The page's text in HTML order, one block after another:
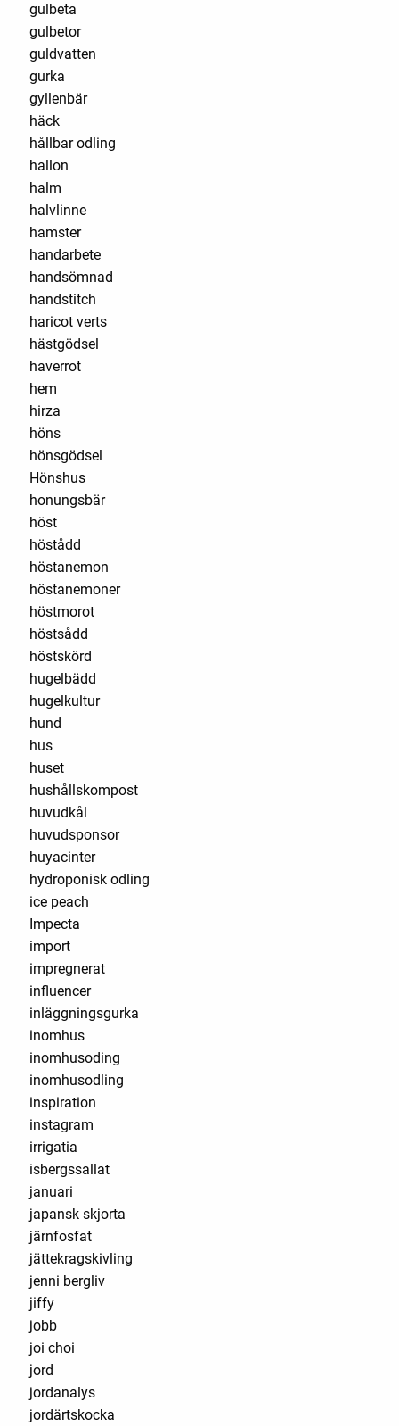
gulbeta
gulbetor
guldvatten
gurka
gyllenbär
häck
hållbar odling
hallon
halm
halvlinne
hamster
handarbete
handsömnad
handstitch
haricot verts
hästgödsel
haverrot
hem
hirza
höns
hönsgödsel
Hönshus
honungsbär
höst
höstådd
höstanemon
höstanemoner
höstmorot
höstsådd
höstskörd
hugelbädd
hugelkultur
hund
hus
huset
hushållskompost
huvudkål
huvudsponsor
huyacinter
hydroponisk odling
ice peach
Impecta
import
impregnerat
influencer
inläggningsgurka
inomhus
inomhusoding
inomhusodling
inspiration
instagram
irrigatia
isbergssallat
januari
japansk skjorta
järnfosfat
jättekragskivling
jenni bergliv
jiffy
jobb
joi choi
jord
jordanalys
jordärtskocka